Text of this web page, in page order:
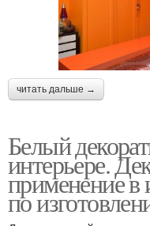
читать дальше →
Белый
интерьере.
применение в
по